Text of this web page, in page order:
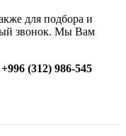
для подбора и
звонок. Мы Вам
+996 (312) 986-545